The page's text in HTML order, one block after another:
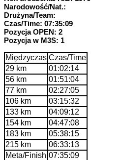
Narodowość/Nat.:
Drużyna/Team:
Czas/Time: 07:35:09
Pozycja OPEN: 2
Pozycja w M3S: 1
Międzyczas Czas/Time
29 km
01:02:14
56 km
01:51:04
77 km
02:27:05
106 km
03:15:32
133 km
04:09:12
154 km
04:47:08
183 km
05:38:15
215 km
06:33:13
Meta/Finish 07:35:09